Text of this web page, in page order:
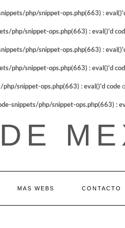
php/snippet-ops.php(663) :
php/snippet-ops.php(663) : eval()'d
php/snippet-ops.php(663) :
php/snippet-ops.php(663) : eval()'d
snippet-ops.php(663) : eval()'d code
snippets/php/snippet-ops.php(663) :
MAS WEBS CONTACTO